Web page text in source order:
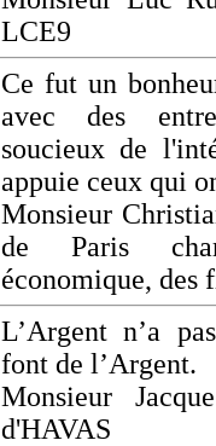
LCE9
Ce fut un
avec des
soucieux de
appuie ceux qui
Monsieur
de Paris
économique, des
L’Argent n’a
font de l’Argent.
Monsieur
d'HAVAS